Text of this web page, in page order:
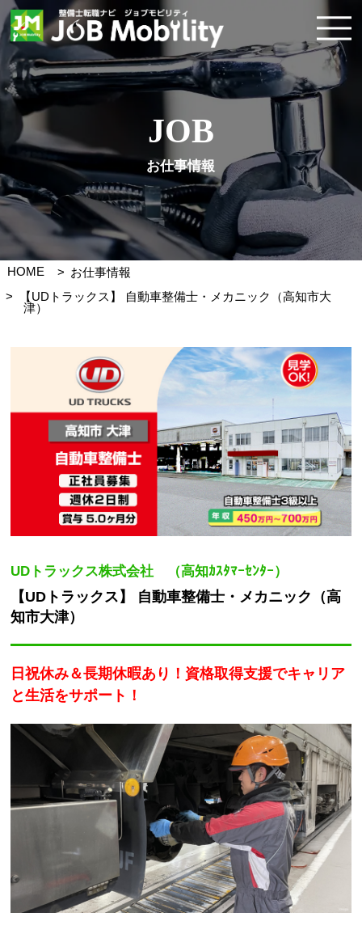
JOB
お仕事情報
HOME
お仕事情報
【UDトラックス】 自動車整備士・メカニック（高知市大
津）
UDトラックス株式会社 （高知ｶｽﾀﾏｰｾﾝﾀｰ）
【UDトラックス】 自動車整備士・メカニック（高
知市大津）
日祝休み＆長期休暇あり！資格取得支援でキャリア
と生活をサポート！